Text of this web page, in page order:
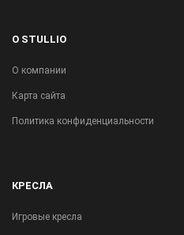
Политика
О STULLIO
О компании
Карта сайта
Политика конфиденциальности
КРЕСЛА
Игровые кресла